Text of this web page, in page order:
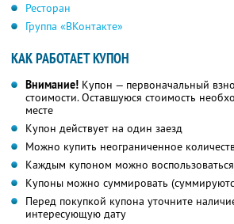
Ресторан
Группа «ВКонтакте»
КАК РАБОТАЕТ КУПОН
Внимание! Купон — первоначальный
стоимости. Оставшуюся стоимость
месте
Купон действует на один заезд
Можно купить неограниченное
Каждым купоном можно
Купоны можно суммировать
Перед покупкой купона уточните
интересующую дату